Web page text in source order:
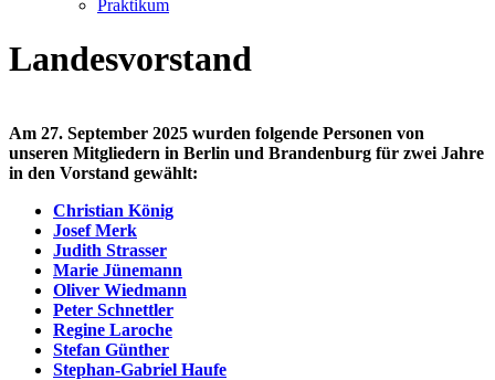
Praktikum
Landesvorstand
Am 27. September 2025 wurden folgende Personen von
unseren Mitgliedern in Berlin und Brandenburg für zwei Jahre
in den Vorstand gewählt:
Christian König
Josef Merk
Judith Strasser
Marie Jünemann
Oliver Wiedmann
Peter Schnettler
Regine Laroche
Stefan Günther
Stephan-Gabriel Haufe